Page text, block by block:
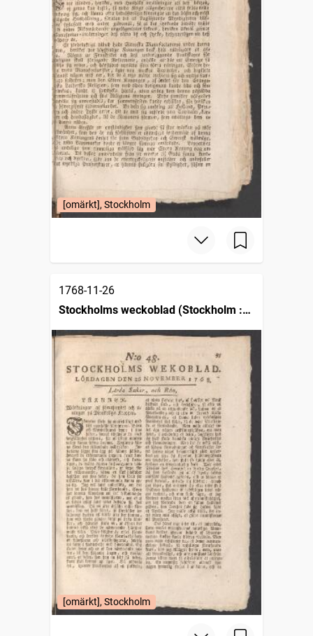
[omärkt], Stockholm
1768-11-26
Stockholms weckoblad (Stockholm :
[omärkt], Stockholm